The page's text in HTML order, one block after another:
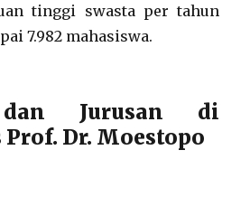
tinggi swasta per tahun
7.982 mahasiswa.
dan Jurusan di
Dr. Moestopo